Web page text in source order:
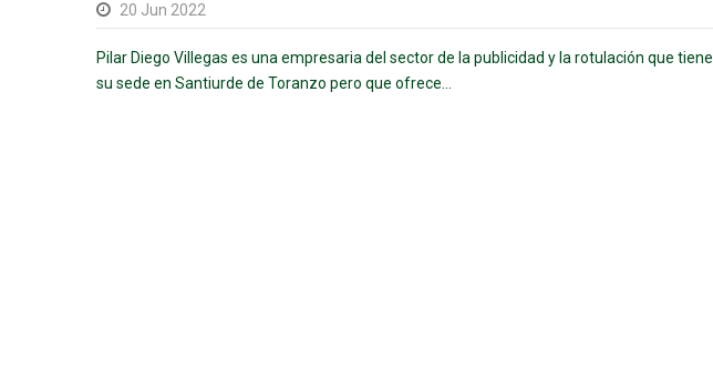
20 Jun 2022
Pilar Diego Villegas es una empresaria del sector de la publicidad y la rotulación que tiene
su sede en Santiurde de Toranzo pero que ofrece...